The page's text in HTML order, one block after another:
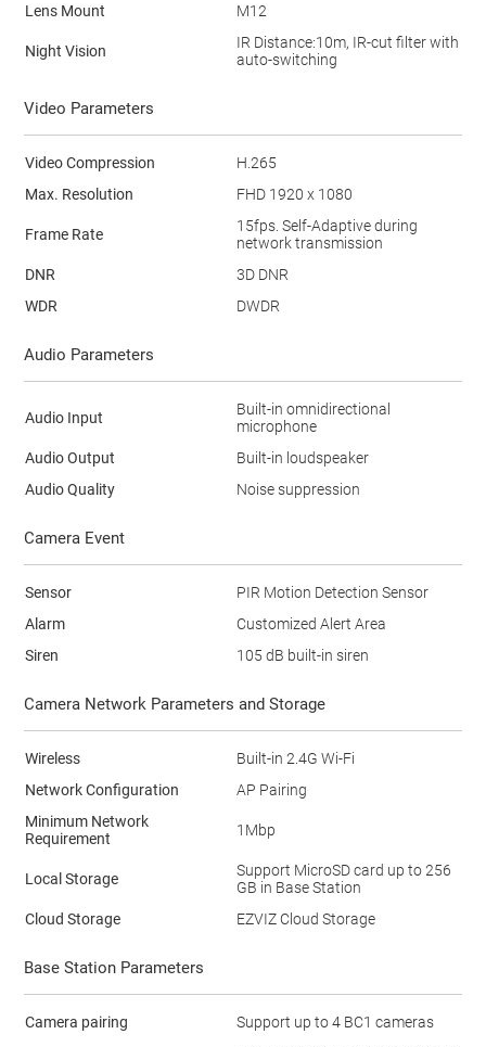
Lens Mount
M12
Night Vision
IR Distance:10m, IR-cut filter with
auto-switching
Video Parameters
Video Compression
H.265
Max. Resolution
FHD 1920 x 1080
Frame Rate
15fps. Self-Adaptive during
network transmission
DNR
3D DNR
WDR
DWDR
Audio Parameters
Audio Input
Built-in omnidirectional
microphone
Audio Output
Built-in loudspeaker
Audio Quality
Noise suppression
Camera Event
Sensor
PIR Motion Detection Sensor
Alarm
Customized Alert Area
Siren
105 dB built-in siren
Camera Network Parameters and Storage
Wireless
Built-in 2.4G Wi-Fi
Network Configuration
AP Pairing
Minimum Network
Requirement
1Mbp
Local Storage
Support MicroSD card up to 256
GB in Base Station
Cloud Storage
EZVIZ Cloud Storage
Base Station Parameters
Camera pairing Support up to 4 BC1 cameras